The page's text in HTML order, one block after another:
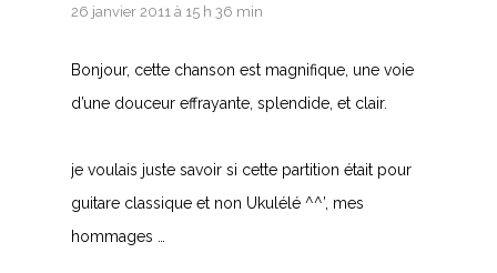
26 janvier 2011 à 15 h 36 min
Bonjour, cette chanson est magnifique, une voie
d’une douceur effrayante, splendide, et clair.
je voulais juste savoir si cette partition était pour
guitare classique et non Ukulélé ^^’, mes
hommages …